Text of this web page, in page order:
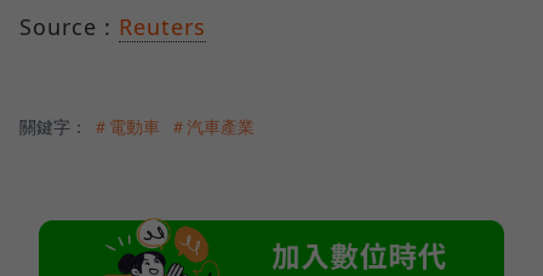
Source : Reuters
關鍵字： ＃電動車 ＃汽車產業